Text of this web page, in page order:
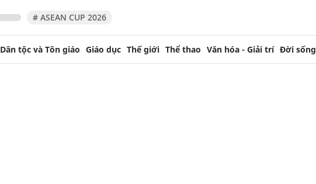
# ASEAN CUP 2026
Dân tộc và Tôn giáo Giáo dục Thế giới Thể thao Văn hóa - Giải trí Đời sống